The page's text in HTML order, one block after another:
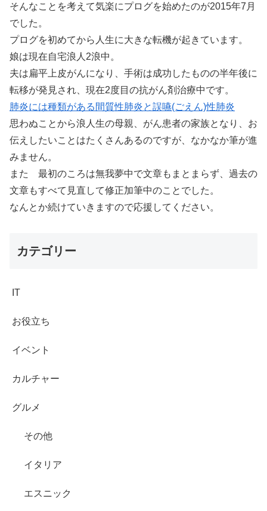
そんなことを考えて気楽にプログを始めたのが2015年7月
でした。
プログを初めてから人生に大きな転機が起きています。
娘は現在自宅浪人2浪中。
夫は扁平上皮がんになり、手術は成功したものの半年後に
転移が発見され、現在2度目の抗がん剤治療中です。
肺炎には種類がある間質性肺炎と誤嚥(ごえん)性肺炎
思わぬことから浪人生の母親、がん患者の家族となり、お
伝えしたいことはたくさんあるのですが、なかなか筆が進
みません。
また 最初のころは無我夢中で文章もまとまらず、過去の
文章もすべて見直して修正加筆中のことでした。
なんとか続けていきますので応援してください。
カテゴリー
IT
お役立ち
イベント
カルチャー
グルメ
その他
イタリア
エスニック